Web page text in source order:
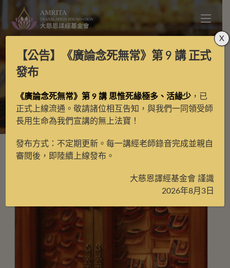
> 勝愛
【公告】 《廣論念死無常》第 9 講正式
發布
《廣論念死無常》第 9 講 思惟死緣極多、活緣少 ，已
正式上線流通。敬請諸位相互告知，與我們一同領受師
長用生命為我們宣講的無上法寶！
發布方式：不定期更新。每一講經老師錄音完成並親自
審閱後，即陸續上線發布。
大慈恩譯經基金會 謹識
2026年8月3日
X